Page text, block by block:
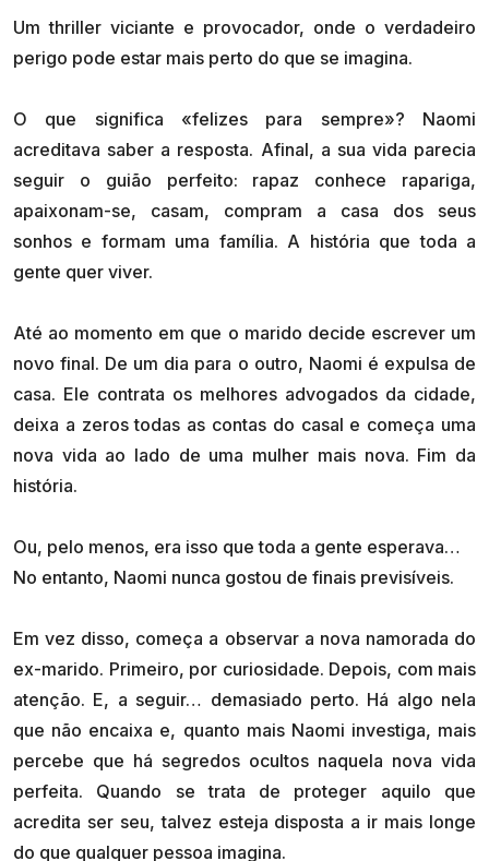
Um thriller viciante e provocador, onde o verdadeiro
perigo pode estar mais perto do que se imagina.
O que significa «felizes para sempre»? Naomi
acreditava saber a resposta. Afinal, a sua vida parecia
seguir o guião perfeito: rapaz conhece rapariga,
apaixonam-se, casam, compram a casa dos seus
sonhos e formam uma família. A história que toda a
gente quer viver.
Até ao momento em que o marido decide escrever um
novo final. De um dia para o outro, Naomi é expulsa de
casa. Ele contrata os melhores advogados da cidade,
deixa a zeros todas as contas do casal e começa uma
nova vida ao lado de uma mulher mais nova. Fim da
história.
Ou, pelo menos, era isso que toda a gente esperava…
No entanto, Naomi nunca gostou de finais previsíveis.
Em vez disso, começa a observar a nova namorada do
ex-marido. Primeiro, por curiosidade. Depois, com mais
atenção. E, a seguir… demasiado perto. Há algo nela
que não encaixa e, quanto mais Naomi investiga, mais
percebe que há segredos ocultos naquela nova vida
perfeita. Quando se trata de proteger aquilo que
acredita ser seu, talvez esteja disposta a ir mais longe
do que qualquer pessoa imagina.